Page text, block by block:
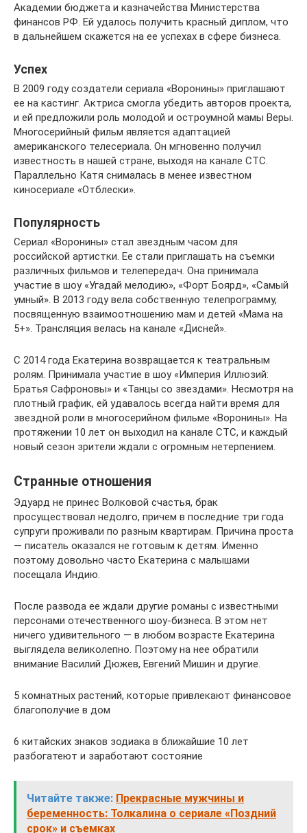
Академии бюджета и казначейства Министерства
финансов РФ. Ей удалось получить красный диплом, что
в дальнейшем скажется на ее успехах в сфере бизнеса.
Успех
В 2009 году создатели сериала «Воронины» приглашают
ее на кастинг. Актриса смогла убедить авторов проекта,
и ей предложили роль молодой и остроумной мамы Веры.
Многосерийный фильм является адаптацией
американского телесериала. Он мгновенно получил
известность в нашей стране, выходя на канале СТС.
Параллельно Катя снималась в менее известном
киносериале «Отблески».
Популярность
Сериал «Воронины» стал звездным часом для
российской артистки. Ее стали приглашать на съемки
различных фильмов и телепередач. Она принимала
участие в шоу «Угадай мелодию», «Форт Боярд», «Самый
умный». В 2013 году вела собственную телепрограмму,
посвященную взаимоотношению мам и детей «Мама на
5+». Трансляция велась на канале «Дисней».
С 2014 года Екатерина возвращается к театральным
ролям. Принимала участие в шоу «Империя Иллюзий:
Братья Сафроновы» и «Танцы со звездами». Несмотря на
плотный график, ей удавалось всегда найти время для
звездной роли в многосерийном фильме «Воронины». На
протяжении 10 лет он выходил на канале СТС, и каждый
новый сезон зрители ждали с огромным нетерпением.
Странные отношения
Эдуард не принес Волковой счастья, брак
просуществовал недолго, причем в последние три года
супруги проживали по разным квартирам. Причина проста
— писатель оказался не готовым к детям. Именно
поэтому довольно часто Екатерина с малышами
посещала Индию.
После развода ее ждали другие романы с известными
персонами отечественного шоу-бизнеса. В этом нет
ничего удивительного — в любом возрасте Екатерина
выглядела великолепно. Поэтому на нее обратили
внимание Василий Дюжев, Евгений Мишин и другие.
5 комнатных растений, которые привлекают финансовое
благополучие в дом
6 китайских знаков зодиака в ближайшие 10 лет
разбогатеют и заработают состояние
Читайте также: Прекрасные мужчины и
беременность: Толкалина о сериале «Поздний
срок» и съемках